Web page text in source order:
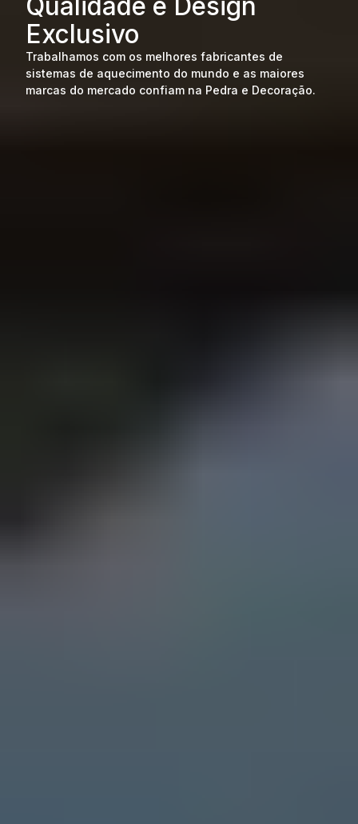
Exclusivo
Trabalhamos com os melhores fabricantes de
sistemas de aquecimento do mundo e as maiores
marcas do mercado confiam na Pedra e Decoração.